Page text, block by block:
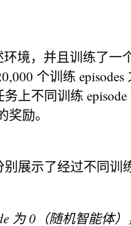
境，并且训练了一
个训练 episodes
上不同训练
奖励。
展示了经过不同训
为 0（随机智能体）